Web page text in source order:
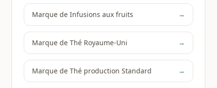
Marque de Infusions aux fruits →
Marque de Thé Royaume-Uni →
Marque de Thé production Standard →